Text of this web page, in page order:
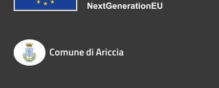
Comune di Ariccia